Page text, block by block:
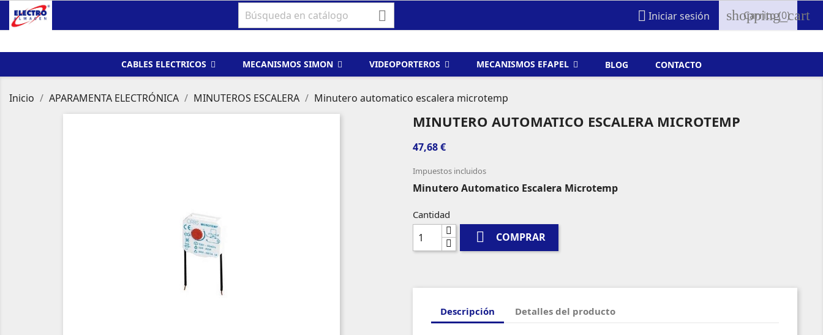
  Iniciar sesión shopping_cart
Carrito(0)
CABLES ELECTRICOS MECANISMOS SIMON VIDEOPORTEROS MECANISMOS EFAPEL BLOG CONTACTO
Inicio APARAMENTA ELECTRÓNICA MINUTEROS ESCALERA Minutero automatico escalera microtemp
MINUTERO AUTOMATICO ESCALERA MICROTEMP
47,68 €
Impuestos incluidos
Minutero Automatico Escalera Microtemp
Cantidad
 COMPRAR
Descripción Detalles del producto